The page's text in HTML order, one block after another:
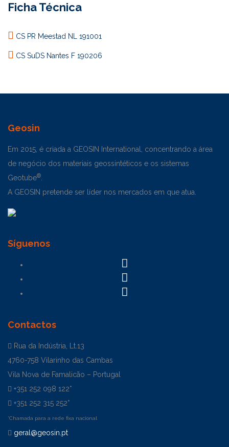
Ficha Técnica
CS PR Meestad NL 191001
CS SuDS Nantes F 190206
Geosin
Em 2015, é criada a GEOSIN International, concentrando a área
de negócio dos materiais geossintéticos e os sistemas
Geotube®.
A GEOSIN pretende ser líder nos mercados em que atua.
Síguenos
Contactos
Rua da Indústria, Lt.13
4760-758 Vilarinho das Cambas
Vila Nova de Famalicão – Portugal
+351 252 098 122*
+351 252 315 252*
*Chamada para a rede fixa nacional
geral@geosin.pt